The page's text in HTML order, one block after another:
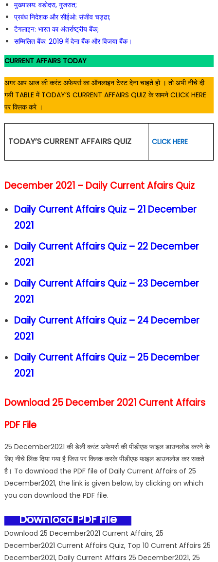
मुख्यालय: वडोदरा, गुजरात;
प्रबंध निदेशक और सीईओ: संजीव चड्ढा;
टैगलाइन: भारत का अंतर्राष्ट्रीय बैंक;
सम्मिलित बैंक: 2019 में देना बैंक और विजया बैंक।
CURRENT AFFAIRS TODAY
अगर आप आज की करंट अफेयर्स का ऑनलाइन टेस्ट देना चाहते हो । तो अभी नीचे दी
गयी TABLE में TODAY’S CURRENT AFFAIRS QUIZ के सामने CLICK HERE
पर क्लिक करे ।
TODAY’S CURRENT AFFAIRS QUIZ CLICK HERE
December 2021 – Daily Current Afairs Quiz
Daily Current Affairs Quiz – 21 December
2021
Daily Current Affairs Quiz – 22 December
2021
Daily Current Affairs Quiz – 23 December
2021
Daily Current Affairs Quiz – 24 December
2021
Daily Current Affairs Quiz – 25 December
2021
Download 25 December 2021 Current Affairs
PDF File
25 December2021 की डेली करंट अफेयर्स की पीडीएफ़ फाइल डाउनलोड करने के
लिए नीचे लिंक दिया गया है जिस पर क्लिक करके पीडीएफ़ फाइल डाउनलोड कर सकते
है। To download the PDF file of Daily Current Affairs of 25
December2021, the link is given below, by clicking on which
you can download the PDF file.
Download PDF File
Download 25 December2021 Current Affairs, 25
December2021 Current Affairs Quiz, Top 10 Current Affairs 25
December2021, Daily Current Affairs 25 December2021, 25